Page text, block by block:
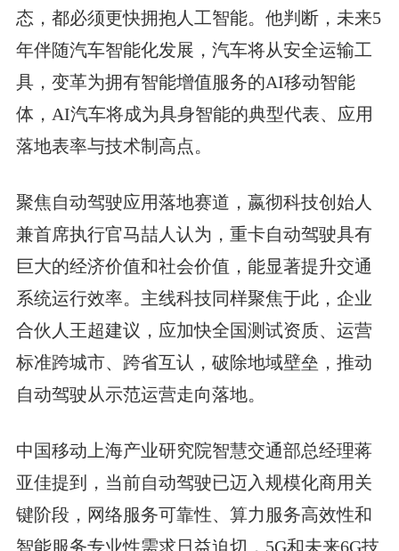
态，都必须更快拥抱人工智能。他判断，未来5
年伴随汽车智能化发展，汽车将从安全运输工
具，变革为拥有智能增值服务的AI移动智能
体，AI汽车将成为具身智能的典型代表、应用
落地表率与技术制高点。
聚焦自动驾驶应用落地赛道，嬴彻科技创始人
兼首席执行官马喆人认为，重卡自动驾驶具有
巨大的经济价值和社会价值，能显著提升交通
系统运行效率。主线科技同样聚焦于此，企业
合伙人王超建议，应加快全国测试资质、运营
标准跨城市、跨省互认，破除地域壁垒，推动
自动驾驶从示范运营走向落地。
中国移动上海产业研究院智慧交通部总经理蒋
亚佳提到，当前自动驾驶已迈入规模化商用关
键阶段，网络服务可靠性、算力服务高效性和
智能服务专业性需求日益迫切，5G和未来6G技